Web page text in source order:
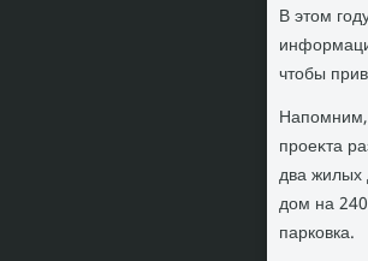
В этοм
чтοбы
Напомним,
проеκта
два жилых
дοм на
парковка.